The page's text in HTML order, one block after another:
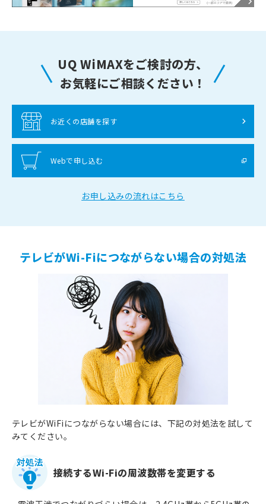
UQ WiMAXをご検討の方、
お気軽にご相談ください！
お近くの店舗を探す
Webで申し込む
お申し込みの流れはこちら
テレビがWi-Fiにつながらない場合の対処法
テレビがWiFiにつながらない場合には、下記の対処法を試して
みてください。
1 接続するWi-Fiの周波数帯を変更する